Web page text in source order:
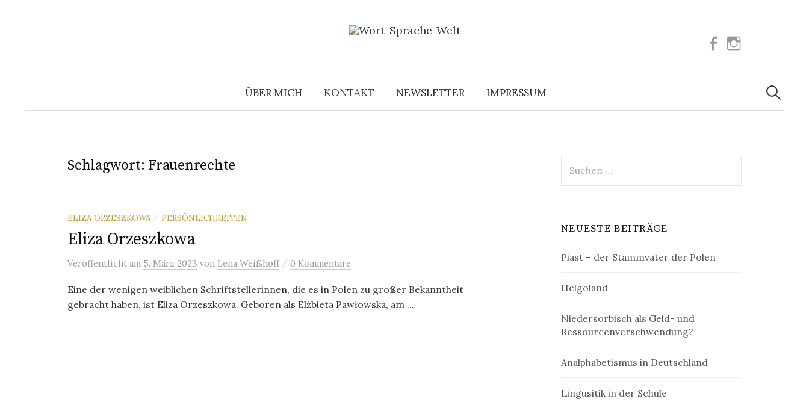
Facebook
ÜBER MICH KONTAKT NEWSLETTER IMPRESSUM
Suchen
nach:
Schlagwort: Frauenrechte
ELIZA ORZESZKOWA / PERSÖNLICHKEITEN
Eliza Orzeszkowa
Veröffentlicht am 5. März 2023 von Lena Weißhoff / 0 Kommentare
Eine der wenigen weiblichen Schriftstellerinnen, die es in Polen zu großer Bekanntheit
gebracht haben, ist Eliza Orzeszkowa. Geboren als Elżbieta Pawłowska, am ...
nach:
NEUESTE BEITRÄGE
Piast – der Stammvater der Polen
Helgoland
Niedersorbisch als Geld- und
Ressourcenverschwendung?
Analphabetismus in Deutschland
Lingusitik in der Schule